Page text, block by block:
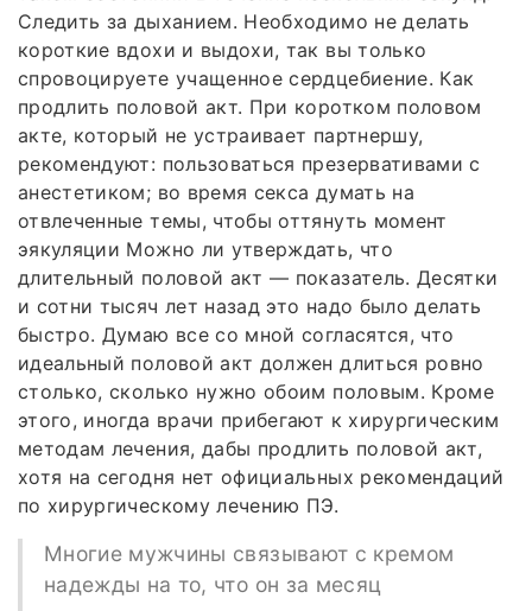
Следить за дыханием. Необходимо не делать
короткие вдохи и выдохи, так вы только
спровоцируете учащенное сердцебиение. Как
продлить половой акт. При коротком половом
акте, который не устраивает партнершу,
рекомендуют: пользоваться презервативами с
анестетиком; во время секса думать на
отвлеченные темы, чтобы оттянуть момент
эякуляции Можно ли утверждать, что
длительный половой акт — показатель. Десятки
и сотни тысяч лет назад это надо было делать
быстро. Думаю все со мной согласятся, что
идеальный половой акт должен длиться ровно
столько, сколько нужно обоим половым. Кроме
этого, иногда врачи прибегают к хирургическим
методам лечения, дабы продлить половой акт,
хотя на сегодня нет официальных рекомендаций
по хирургическому лечению ПЭ.
Многие мужчины связывают с кремом
надежды на то, что он за месяц